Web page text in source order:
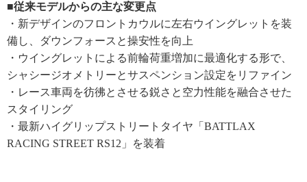
■従来モデルからの主な変更点
・新デザインのフロントカウルに左右ウイングレットを装
備し、ダウンフォースと操安性を向上
・ウイングレットによる前輪荷重増加に最適化する形で、
シャシージオメトリーとサスペンション設定をリファイン
・レース車両を彷彿とさせる鋭さと空力性能を融合させた
スタイリング
・最新ハイグリップストリートタイヤ「BATTLAX
RACING STREET RS12」を装着